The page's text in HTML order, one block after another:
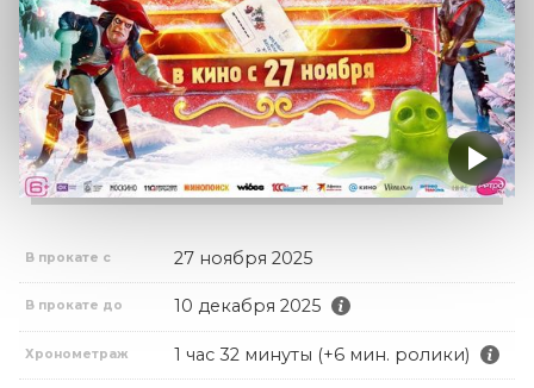
В прокате с 27 ноября 2025
В прокате до 10 декабря 2025
Хронометраж 1 час 32 минуты (+6 мин. ролики)